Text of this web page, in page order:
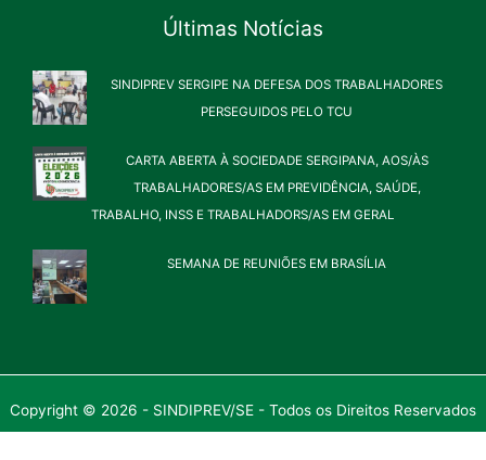
Últimas Notícias
SINDIPREV SERGIPE NA DEFESA DOS TRABALHADORES
PERSEGUIDOS PELO TCU
CARTA ABERTA À SOCIEDADE SERGIPANA, AOS/ÀS
TRABALHADORES/AS EM PREVIDÊNCIA, SAÚDE,
TRABALHO, INSS E TRABALHADORS/AS EM GERAL
SEMANA DE REUNIÕES EM BRASÍLIA
Copyright © 2026 - SINDIPREV/SE - Todos os Direitos Reservados